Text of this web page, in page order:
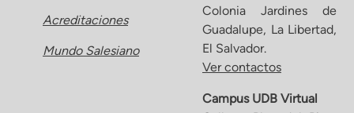
Acreditaciones
Mundo Salesiano
Colonia Jardines de
Guadalupe, La Libertad,
El Salvador.
Ver contactos
Campus UDB Virtual